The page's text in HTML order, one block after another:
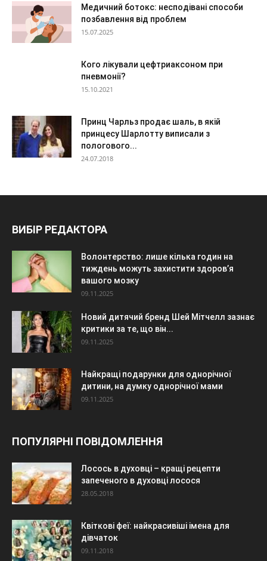
Медичний ботокс: несподівані способи
позбавлення від проблем
15.07.2025
Кого лікували цефтриаксоном при
пневмонії?
15.10.2021
Принц Чарльз продає шаль, в якій
принцесу Шарлотту виписали з
пологового...
24.07.2018
ВИБІР РЕДАКТОРА
Волонтерство: лише кілька годин на
тиждень можуть захистити здоров’я
вашого мозку
09.11.2025
Новий дитячий бренд Шей Мітчелл зазнає
критики за те, що він...
09.11.2025
Найкращі подарунки для однорічної
дитини, на думку однорічної мами
09.11.2025
ПОПУЛЯРНІ ПОВІДОМЛЕННЯ
Лосось в духовці – кращі рецепти
запеченого в духовці лосося
28.05.2018
Квіткові феї: найкрасивіші імена для
дівчаток
09.11.2018